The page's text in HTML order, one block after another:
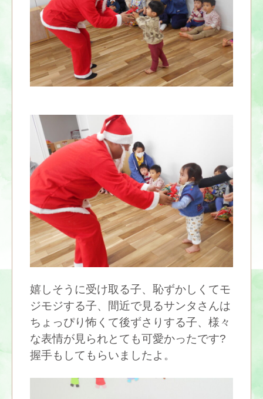
嬉しそうに受け取る子、恥ずかしくてモ
ジモジする子、間近で見るサンタさんは
ちょっぴり怖くて後ずさりする子、様々
な表情が見られとても可愛かったです?
握手もしてもらいましたよ。